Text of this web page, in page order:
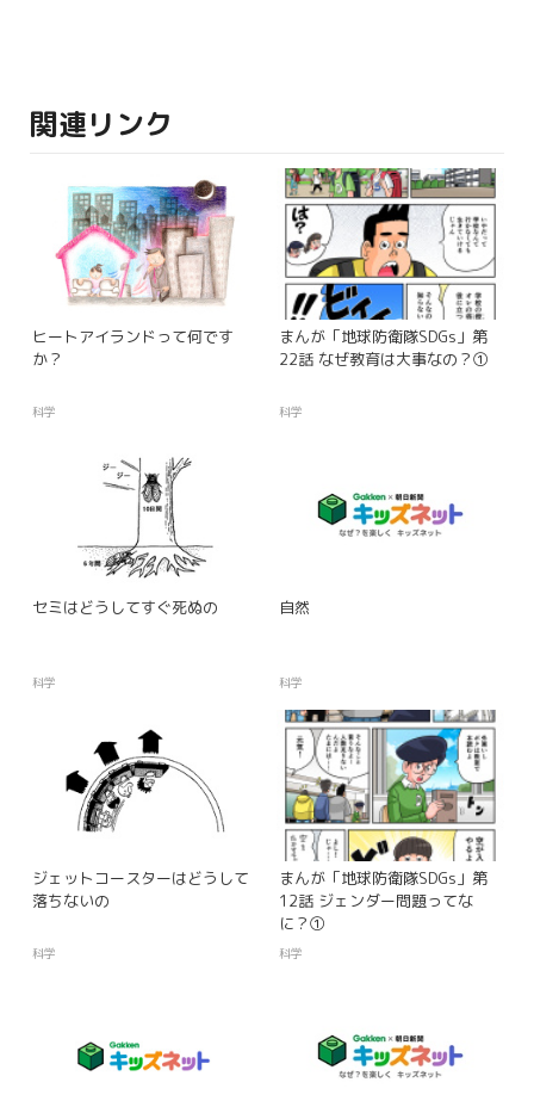
関連リンク
ヒートアイランドって何です
か？
科学
まんが「地球防衛隊SDGs」第
22話 なぜ教育は大事なの？①
科学
セミはどうしてすぐ死ぬの
科学
自然
科学
ジェットコースターはどうして
落ちないの
科学
まんが「地球防衛隊SDGs」第
12話 ジェンダー問題ってな
に？①
科学